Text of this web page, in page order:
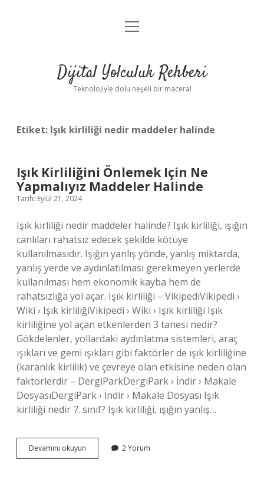
Anasayfa
Yasal Uyarı
menüyü
Dijital Yolculuk Rehberi
Teknolojiyle dolu neşeli bir macera!
Etiket: Işık kirliliği nedir maddeler halinde
Işık Kirliliğini Önlemek Için Ne
Yapmalıyız Maddeler Halinde
Tarih: Eylül 21, 2024
Işık kirliliği nedir maddeler halinde? Işık kirliliği, ışığın
canlıları rahatsız edecek şekilde kötüye
kullanılmasıdır. Işığın yanlış yönde, yanlış miktarda,
yanlış yerde ve aydınlatılması gerekmeyen yerlerde
kullanılması hem ekonomik kayba hem de
rahatsızlığa yol açar. Işık kirliliği – VikipediVikipedi ›
Wiki › Işık kirliliğiVikipedi › Wiki › Işık kirliliği Işık
kirliliğine yol açan etkenlerden 3 tanesi nedir?
Gökdelenler, yollardaki aydınlatma sistemleri, araç
ışıkları ve gemi ışıkları gibi faktörler de ışık kirliliğine
(karanlık kirlilik) ve çevreye olan etkisine neden olan
faktörlerdir – ​​DergiParkDergiPark › İndir › Makale
DosyasıDergiPark › İndir › Makale Dosyası Işık
kirliliği nedir 7. sınıf? Işık kirliliği, ışığın yanlış…
Devamını okuyun
Kirliliğini
2 Yorum